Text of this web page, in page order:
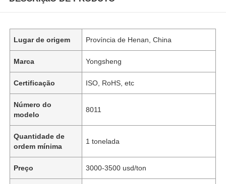
Lugar de origem Província de Henan, China
Marca Yongsheng
Certificação ISO, RoHS, etc
Número do
modelo
8011
Quantidade de
ordem mínima
1 tonelada
Preço 3000-3500 usd/ton